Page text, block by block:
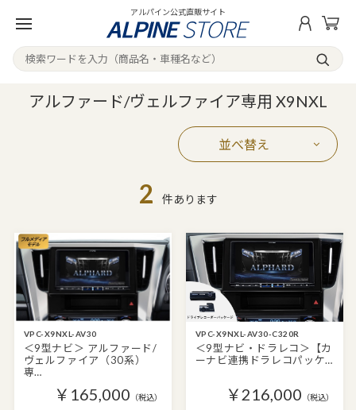
アルパイン公式直販サイト
アルファード/ヴェルファイア専用 X9NXL
並べ替え
2 件あります
VPC-X9NXL-AV30
＜9型ナビ＞ アルファード/
ヴェルファイア（30系）
専…
￥165,000 （税込）
VPC-X9NXL-AV30-C320R
＜9型ナビ・ドラレコ＞【カ
ーナビ連携ドラレコパッケ…
￥216,000 （税込）